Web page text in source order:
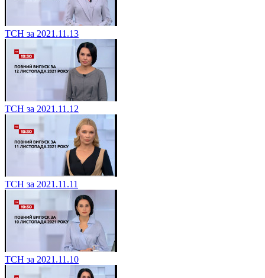
ТСН за 2021.11.13
ТСН за 2021.11.12
ТСН за 2021.11.11
ТСН за 2021.11.10